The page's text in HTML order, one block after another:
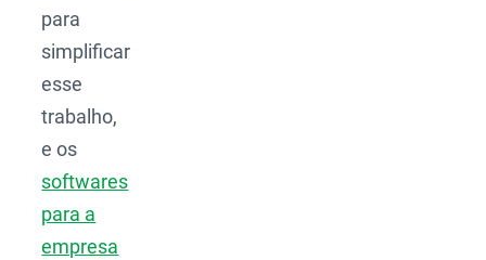
para
simplificar
esse
trabalho,
e os
softwares
para a
empresa